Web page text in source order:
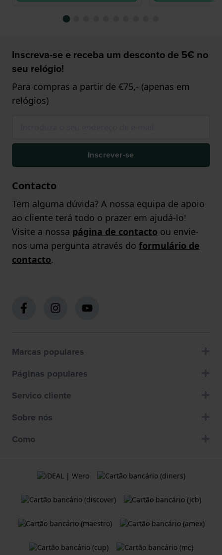
Inscreva-se e receba um desconto de 5€ no
seu relógio!
Para compras a partir de €75,- (apenas em
relógios)
Inscrever-se
Contacto
Tem alguma dúvida? A nossa equipa de apoio
ao cliente terá todo o prazer em ajudá-lo!
Visite a nossa página de contacto ou envie-
nos uma pergunta através do formulário de
contacto.
Marcas populares
Páginas populares
Servico cliente
Sobre nós
Como